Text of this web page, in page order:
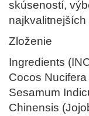
skúseností,
Zloženie
Ingredients
Cocos
Sesamum
Chinensis